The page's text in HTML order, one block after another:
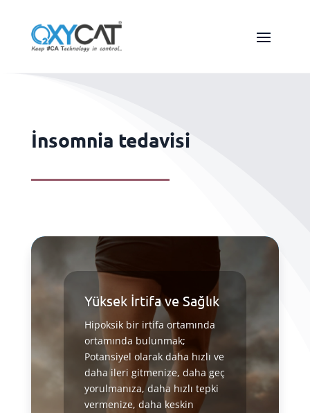
İnsomnia tedavisi
Yüksek İrtifa ve Sağlık
Hipoksik bir irtifa ortamında
ortamında bulunmak;
Potansiyel olarak daha hızlı ve
daha ileri gitmenize, daha geç
yorulmanıza, daha hızlı tepki
vermenize, daha keskin